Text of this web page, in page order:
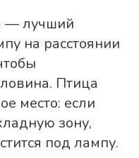
— лучший
на расстоянии
Птица
место: если
зону,
под лампу.